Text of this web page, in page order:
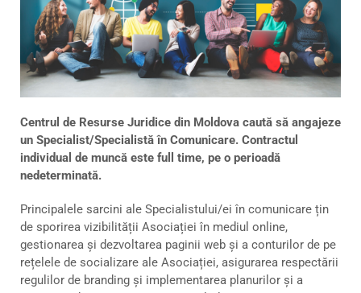
Centrul de Resurse Juridice din Moldova caută să angajeze
un Specialist/Specialistă în Comunicare. Contractul
individual de muncă este full time, pe o perioadă
nedeterminată.
Principalele sarcini ale Specialistului/ei în comunicare țin
de sporirea vizibilității Asociației în mediul online,
gestionarea și dezvoltarea paginii web și a conturilor de pe
rețelele de socializare ale Asociației, asigurarea respectării
regulilor de branding și implementarea planurilor și a